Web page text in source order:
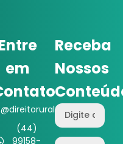
em
(44)
99158-
Receba
Nossos